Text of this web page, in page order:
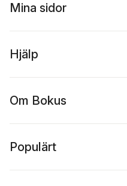
Mina sidor
Hjälp
Om Bokus
Populärt